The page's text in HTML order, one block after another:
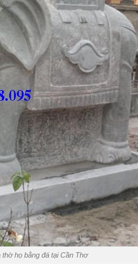
thờ họ bằng đá tại Cần Thơ